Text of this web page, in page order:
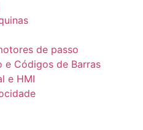
de passo
e Códigos de Barras
e HMI